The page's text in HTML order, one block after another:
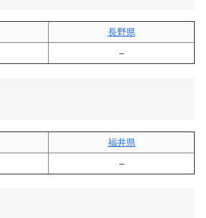
長野県
–
福井県
–